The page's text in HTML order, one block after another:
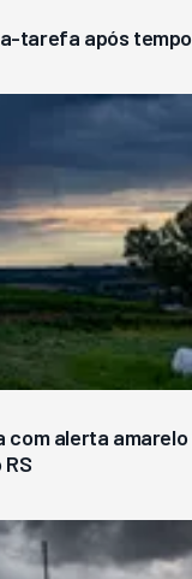
tarefa após
com alerta